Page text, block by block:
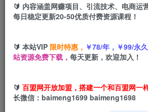
您当前未登录！建议登陆后
课程介绍：
资深老炮威哥带你解锁全域投放秘籍，
放量投放、流量结构优化等核心内容，
🔰 内容涵盖网赚项目、引流技术、电商运
每日稳定更新20-50优质付费资源课程！
🔰 本站VIP 限时特惠， ￥78/年，￥99/永
站资源免费下载， 每天更新，欢迎加入！
🔰 百盟网开放加盟，搭建一个和百盟网一
长微信：baimeng1699 baimeng1698